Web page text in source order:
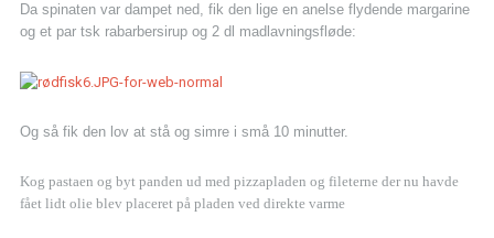
Da spinaten var dampet ned, fik den lige en anelse flydende margarine
og et par tsk rabarbersirup og 2 dl madlavningsfløde:
Og så fik den lov at stå og simre i små 10 minutter.
Kog pastaen og byt panden ud med pizzapladen og fileterne der nu havde
fået lidt olie blev placeret på pladen ved direkte varme